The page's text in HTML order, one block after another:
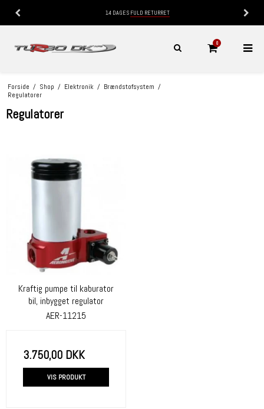
14 DAGES FULD RETURRET
0
Forside / Shop / Elektronik / Brændstofsystem /
Regulatorer
Regulatorer
Kraftig pumpe til kaburator
bil, inbygget regulator
AER-11215
3.750,00 DKK
VIS PRODUKT